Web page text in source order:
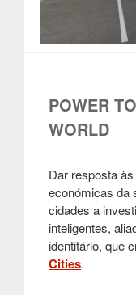
POWER
WORLD
Dar resposta
económicas da
cidades a
inteligentes,
identitário, que
Cities.